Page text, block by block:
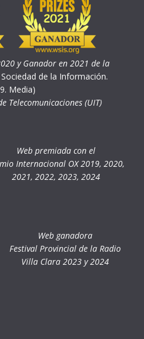
y Ganador en 2021 de la
de la Información.
Media)
Telecomunicaciones (UIT)
Web premiada con el
Internacional OX 2019, 2020,
2021, 2022, 2023, 2024
Web ganadora
Festival Provincial de la Radio
Villa Clara 2023 y 2024